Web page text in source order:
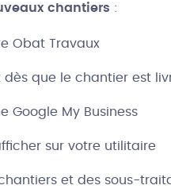
chantiers :
Obat Travaux
dès que le chantier est
Google My Business
sur votre utilitaire
et des sous-